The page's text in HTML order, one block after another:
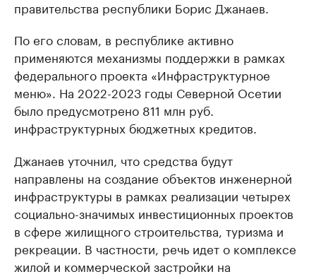
правительства республики Борис Джанаев.
По его словам, в республике активно
применяются механизмы поддержки в рамках
федерального проекта «Инфраструктурное
меню». На 2022-2023 годы Северной Осетии
было предусмотрено 811 млн руб.
инфраструктурных бюджетных кредитов.
Джанаев уточнил, что средства будут
направлены на создание объектов инженерной
инфраструктуры в рамках реализации четырех
социально-значимых инвестиционных проектов
в сфере жилищного строительства, туризма и
рекреации. В частности, речь идет о комплексе
жилой и коммерческой застройки на